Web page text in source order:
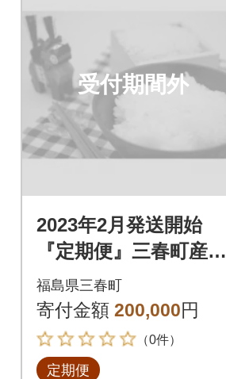
受付期間外
2023年2月発送開始
『定期便』三春町産コ
シヒカリ15kg全10回
福島県三春町
寄付金額 200,000円
（0件）
定期便